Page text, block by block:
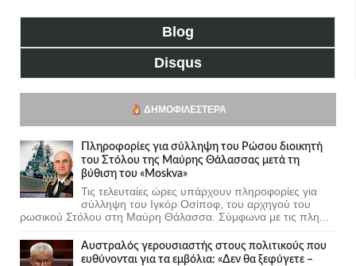
Blog
Disqus
ΔΗΜΟΦΙΛΈΣΤΕΡΑ
Πληροφορίες για σύλληψη του Ρώσου διοικητή
του Στόλου της Mαύρης Θάλασσας μετά τη
βύθιση του «Moskva»
Τις τελευταίες ώρες υπάρχουν πληροφορίες για
σύλληψη του Ιγκόρ Οσίποφ, του αρχηγού του
ρωσικού Στόλου στη Μαύρη Θάλασσα. Σύμφωνα με τις πλη...
Αυστραλός γερουσιαστής στους πολιτικούς που
ευθύνονται για τα εμβόλια: «Δεν θα ξεφύγετε –